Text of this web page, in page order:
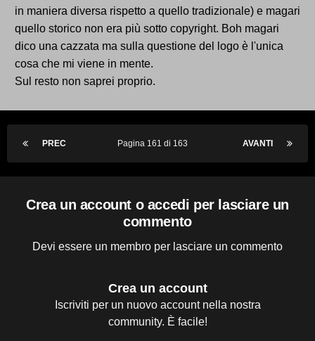
in maniera diversa rispetto a quello tradizionale) e magari
quello storico non era più sotto copyright. Boh magari
dico una cazzata ma sulla questione del logo è l'unica
cosa che mi viene in mente.
Sul resto non saprei proprio.
PREC AVANTI
Pagina 161 di 163
Crea un account o accedi per lasciare un
commento
Devi essere un membro per lasciare un commento
Crea un account
Iscriviti per un nuovo account nella nostra
community. È facile!